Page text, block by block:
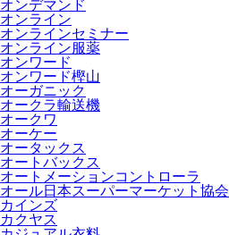
オンデマンド
オンライン
オンラインセミナー
オンライン服薬
オンワード
オンワード樫山
オーガニック
オークラ輸送機
オークワ
オーケー
オータックス
オートバックス
オートメーションコントローラ
オール日本スーパーマーケット協会
カインズ
カクヤス